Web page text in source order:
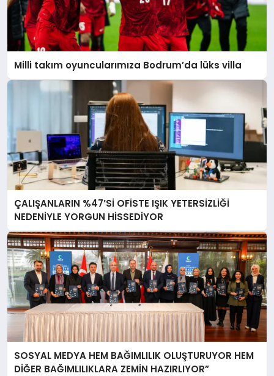
Milli takım oyuncularımıza Bodrum’da lüks villa
ÇALIŞANLARIN %47’Sİ OFİSTE IŞIK YETERSİZLİĞİ
NEDENİYLE YORGUN HİSSEDİYOR
SOSYAL MEDYA HEM BAĞIMLILIK OLUŞTURUYOR HEM
DİĞER BAĞIMLILIKLARA ZEMİN HAZIRLIYOR”